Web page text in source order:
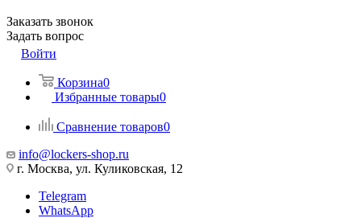
Заказать звонок
Задать вопрос
Войти
Корзина0
Избранные товары0
Сравнение товаров0
info@lockers-shop.ru
г. Москва, ул. Куликовская, 12
Telegram
WhatsApp